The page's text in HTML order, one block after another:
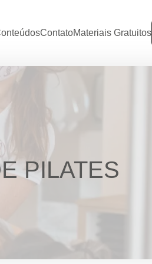
ContatoMateriais Gratuitos
PILATES